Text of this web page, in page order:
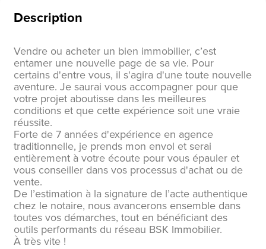
Description
Vendre ou acheter un bien immobilier, c’est
entamer une nouvelle page de sa vie. Pour
certains d'entre vous, il s'agira d'une toute nouvelle
aventure. Je saurai vous accompagner pour que
votre projet aboutisse dans les meilleures
conditions et que cette expérience soit une vraie
réussite.
​Forte de 7 années d'expérience en agence
traditionnelle, je prends mon envol et serai
entièrement à votre écoute pour vous épauler et
vous conseiller dans vos processus d'achat ou de
vente.
​De l’estimation à la signature de l’acte authentique
chez le notaire, nous avancerons ensemble dans
toutes vos démarches, tout en bénéficiant des
outils performants du réseau BSK Immobilier.
​À très vite !